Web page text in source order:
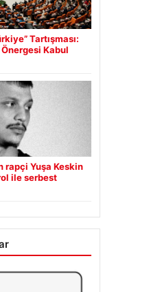
Tartışması:
Kabul
rapçi Yuşa Keskin
ile serbest